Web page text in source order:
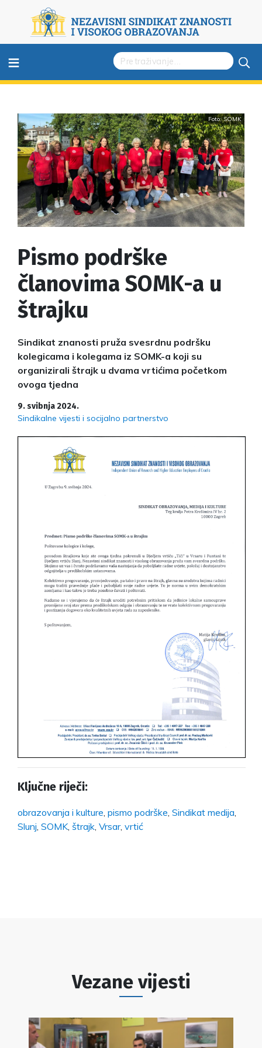
≡
Foto: SOMK
Pismo podrške
članovima SOMK-a u
štrajku
Sindikat znanosti pruža svesrdnu podršku
kolegicama i kolegama iz SOMK-a koji su
organizirali štrajk u dvama vrtićima početkom
ovoga tjedna
9. svibnja 2024.
Sindikalne vijesti i socijalno partnerstvo
Ključne riječi:
obrazovanja i kulture, pismo podrške, Sindikat medija,
Slunj, SOMK, štrajk, Vrsar, vrtić
Vezane vijesti